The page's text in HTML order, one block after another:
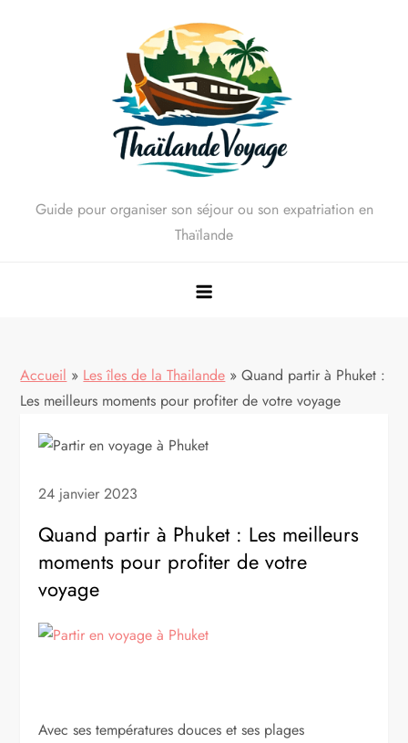
Guide pour organiser son séjour ou son expatriation en
Thaïlande
Accueil » Les îles de la Thailande » Quand partir à Phuket :
Les meilleurs moments pour profiter de votre voyage
24 janvier 2023
Quand partir à Phuket : Les meilleurs
moments pour profiter de votre
voyage
Avec ses températures douces et ses plages